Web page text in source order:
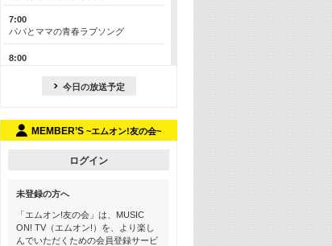
7:00
パパとママの青春ラブソング
8:00
13:00
15:30
この夏聴きたい! サマーソングメドレ
ー【歌詞入り】 #4
今日の放送予定
MEMBER’S ~エムオン!友の会~
ログイン
未登録の方へ
「エムオン!友の会」は、MUSIC
ON! TV（エムオン!）を、より楽し
んでいただくための会員登録サービ